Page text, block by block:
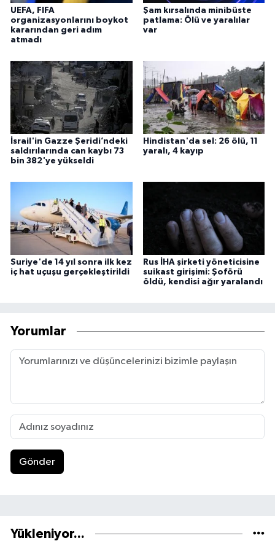
UEFA, FIFA
organizasyonlarını boykot
kararından geri adım
atmadı
Şam kırsalında minibüste
patlama: Ölü ve yaralılar
var
İsrail'in Gazze Şeridi’ndeki
saldırılarında can kaybı 73
bin 382'ye yükseldi
Hindistan'da sel: 26 ölü, 11
yaralı, 4 kayıp
Suriye'de 14 yıl sonra ilk kez
iç hat uçuşu gerçekleştirildi
Rus İHA şirketi yöneticisine
suikast girişimi: Şoförü
öldü, kendisi ağır yaralandı
Yorumlar
Gönder
Yükleniyor...